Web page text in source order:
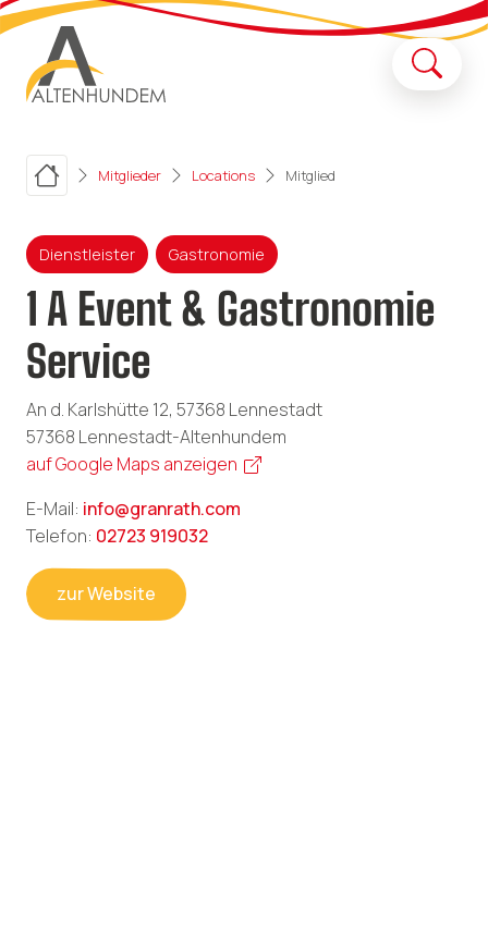
Mitglieder Locations Mitglied
Dienstleister Gastronomie
1 A Event & Gastronomie
Service
An d. Karlshütte 12, 57368 Lennestadt
57368 Lennestadt-Altenhundem
auf Google Maps anzeigen
E-Mail: info@granrath.com
Telefon: 02723 919032
zur Website